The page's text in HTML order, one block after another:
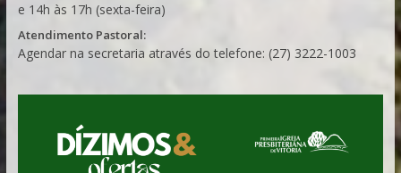
e 14h às 17h (sexta-feira)
Atendimento Pastoral:
Agendar na secretaria através do telefone: (27) 3222-1003